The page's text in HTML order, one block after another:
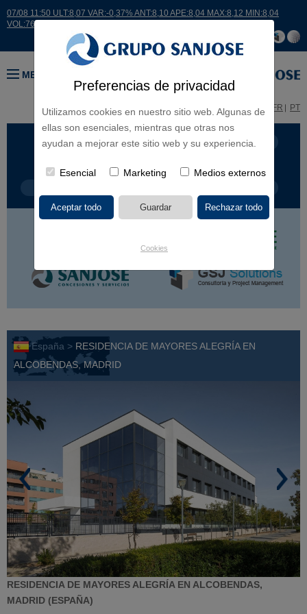
Preferencias de privacidad
Utilizamos cookies en nuestro sitio web. Algunas de
ellas son esenciales, mientras que otras nos
ayudan a mejorar este sitio web y su experiencia.
Esencial Marketing Medios externos
Cookies
07/08 11:50 ULT:8,07 VAR:-0,37% ANT:8,10 APE:8,04 MAX:8,12 MIN:8,04
VOL:7671
MENÚ
EN FR PT
LÍNEA DE NEGOCIO CONTINENTES
España > RESIDENCIA DE MAYORES ALEGRÍA EN
ALCOBENDAS, MADRID
RESIDENCIA DE MAYORES ALEGRÍA EN ALCOBENDAS,
MADRID (ESPAÑA)